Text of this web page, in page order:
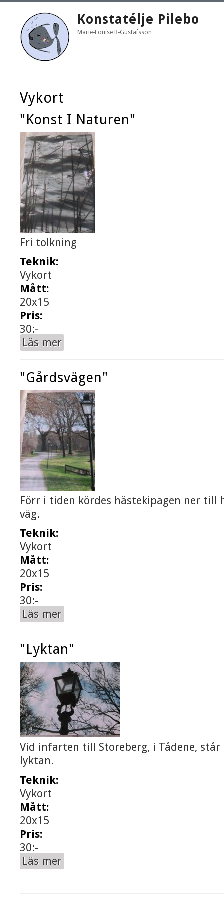
Konstatélje Pilebo
Marie-Louise B-Gustafsson
Vykort
"Konst I Naturen"
Fri tolkning
Teknik:
Vykort
Mått:
20x15
Pris:
30:-
Läs mer
"Gårdsvägen"
Förr i tiden kördes hästekipagen ner till
väg.
Teknik:
Vykort
Mått:
20x15
Pris:
30:-
Läs mer
"Lyktan"
Vid infarten till Storeberg, i Tådene,
lyktan.
Teknik:
Vykort
Mått:
20x15
Pris:
30:-
Läs mer